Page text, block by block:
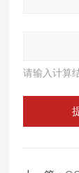
请输入计算